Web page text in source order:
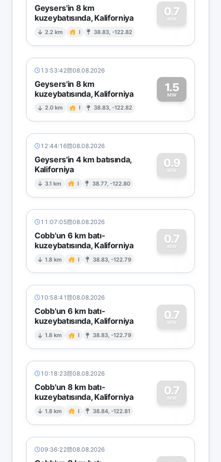
Geysers'in 8 km
kuzeybatısında, Kaliforniya
2.2 km I 38.83, -122.82
0.7
MW
0
13:53:42 08.08.2026
Geysers'in 8 km
kuzeybatısında, Kaliforniya
2.0 km I 38.83, -122.82
1.5
MW1
12:44:16 08.08.2026
Geysers'in 4 km batısında,
Kaliforniya
3.1 km I 38.77, -122.80
0.9
MW
0
11:07:05 08.08.2026
Cobb'un 6 km batı-
kuzeybatısında, Kaliforniya
1.8 km I 38.83, -122.79
0.7
MW
0
10:58:41 08.08.2026
Cobb'un 6 km batı-
kuzeybatısında, Kaliforniya
1.8 km I 38.83, -122.79
0.7
MW
0
10:18:23 08.08.2026
Cobb'un 8 km batı-
kuzeybatısında, Kaliforniya
1.8 km I 38.84, -122.81
0.7
MW
0
09:36:22 08.08.2026